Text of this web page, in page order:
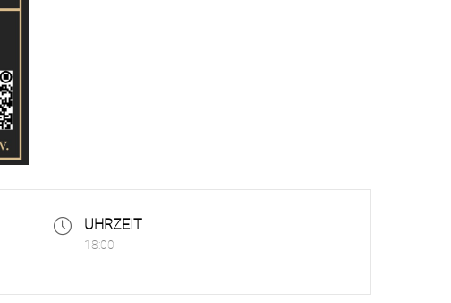
UHRZEIT
18:00